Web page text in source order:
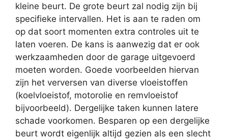
kleine beurt. De grote beurt zal nodig zijn bij
specifieke intervallen. Het is aan te raden om
op dat soort momenten extra controles uit te
laten voeren. De kans is aanwezig dat er ook
werkzaamheden door de garage uitgevoerd
moeten worden. Goede voorbeelden hiervan
zijn het verversen van diverse vloeistoffen
(koelvloeistof, motorolie en remvloeistof
bijvoorbeeld). Dergelijke taken kunnen latere
schade voorkomen. Besparen op een dergelijke
beurt wordt eigenlijk altijd gezien als een slecht